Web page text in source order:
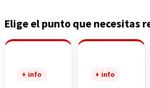
Elige el punto que necesitas
+ info + info